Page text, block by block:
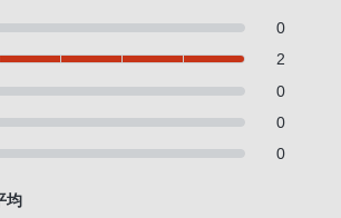
0
2
0
0
0
均